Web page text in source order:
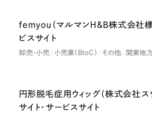
Nominee
femyou（マルマンH＆B株式会社様
ビスサイト
卸売・小売 小売業（BtoC） その他 関東地
円形脱毛症用ウィッグ（株式会社ス
サイト・サービスサイト